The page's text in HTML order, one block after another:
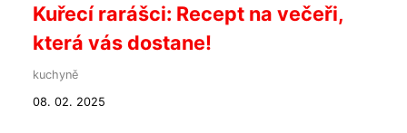
Kuřecí rarášci: Recept na večeři,
která vás dostane!
kuchyně
08. 02. 2025